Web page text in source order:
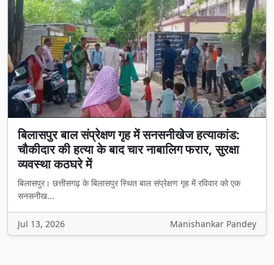
बिलासपुर बाल संप्रेक्षण गृह में सनसनीखेज हत्याकांड:
चौकीदार की हत्या के बाद चार नाबालिग फरार, सुरक्षा
व्यवस्था कठघरे में
बिलासपुर। छत्तीसगढ़ के बिलासपुर स्थित बाल संप्रेक्षण गृह में रविवार को एक
सनसनीख...
Jul 13, 2026 Manishankar Pandey